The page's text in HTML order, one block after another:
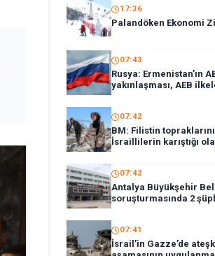
17:36
Palandöken Ekonomi
07:43
Rusya: Ermenistan’ın
yakınlaşması, AEB
bağdaşmıyor
07:42
BM: Filistin
İsraillilerin karıştığı
1380’i aştı
07:42
Antalya Büyükşehir
soruşturmasında 2
bırakıldı
07:41
İsrail’in Gazze’de